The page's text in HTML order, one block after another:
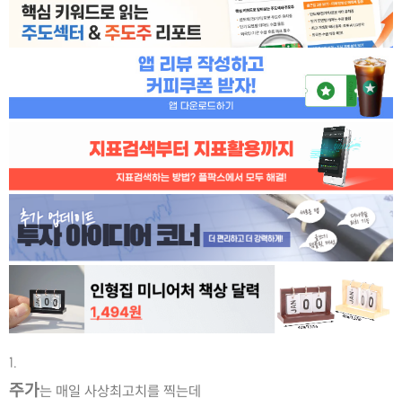
1.
주가는 매일 사상최고치를 찍는데